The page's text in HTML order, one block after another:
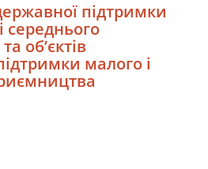
підтримки
середнього
об’єктів
малого і